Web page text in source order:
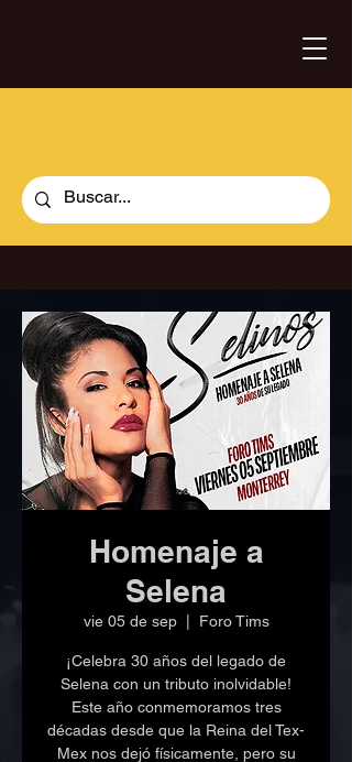
Homenaje a
Selena
vie 05 de sep
  |
Foro Tims
¡Celebra 30 años del legado de
Selena con un tributo inolvidable!
Este año conmemoramos tres
décadas desde que la Reina del Tex-
Mex nos dejó físicamente, pero su